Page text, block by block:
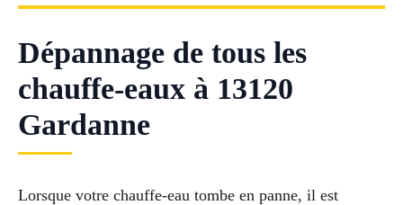
Dépannage de tous les
chauffe-eaux à 13120
Gardanne
Lorsque votre chauffe-eau tombe en panne, il est